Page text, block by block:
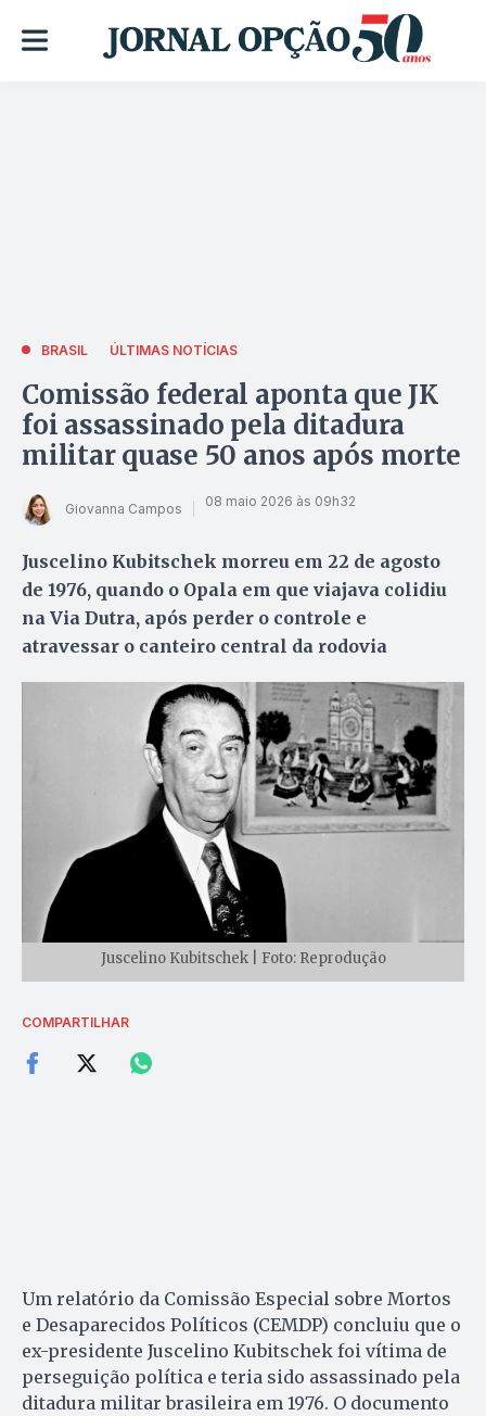
BRASIL ÚLTIMAS NOTÍCIAS
Comissão federal aponta que JK
foi assassinado pela ditadura
militar quase 50 anos após morte
Giovanna Campos 08 maio 2026 às 09h32
Juscelino Kubitschek morreu em 22 de agosto
de 1976, quando o Opala em que viajava colidiu
na Via Dutra, após perder o controle e
atravessar o canteiro central da rodovia
Juscelino Kubitschek | Foto: Reprodução
COMPARTILHAR
Um relatório da Comissão Especial sobre Mortos
e Desaparecidos Políticos (CEMDP) concluiu que o
ex-presidente Juscelino Kubitschek foi vítima de
perseguição política e teria sido assassinado pela
ditadura militar brasileira em 1976. O documento